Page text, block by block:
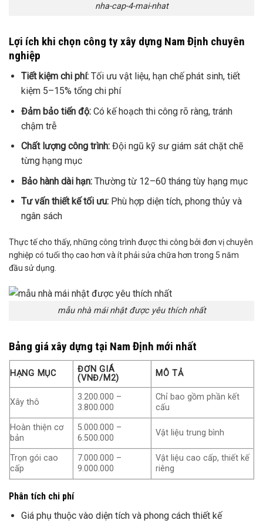
nha-cap-4-mai-nhat
Lợi ích khi chọn công ty xây dựng Nam Định chuyên
nghiệp
Tiết kiệm chi phí:Tối ưu vật liệu, hạn chế phát sinh, tiết
kiệm 5–15% tổng chi phí
Đảm bảo tiến độ:Có kế hoạch thi công rõ ràng, tránh
chậm trễ
Chất lượng công trình:Đội ngũ kỹ sư giám sát chặt chẽ
từng hạng mục
Bảo hành dài hạn:Thường từ 12–60 tháng tùy hạng mục
Tư vấn thiết kế tối ưu:Phù hợp diện tích, phong thủy và
ngân sách
Thực tế cho thấy, những công trình được thi công bởi đơn vị chuyên
nghiệp có tuổi thọ cao hơn và ít phải sửa chữa hơn trong 5 năm
đầu sử dụng.
mẫu nhà mái nhật được yêu thích nhất
Bảng giá xây dựng tại Nam Định mới nhất
HẠNG MỤC
ĐƠN GIÁ
(VNĐ/M2)
MÔ TẢ
Xây thô
3.200.000 –
3.800.000
Chỉ bao gồm phần kết
cấu
Hoàn thiện cơ
bản
5.000.000 –
6.500.000
Vật liệu trung bình
Trọn gói cao
cấp
7.000.000 –
9.000.000
Vật liệu cao cấp, thiết kế
riêng
Phân tích chi phí
Giá phụ thuộc vào diện tích và phong cách thiết kế